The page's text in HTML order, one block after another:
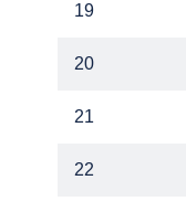
19
20
21
22